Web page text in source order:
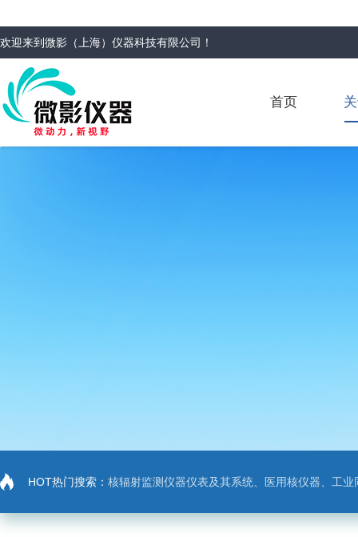
欢迎来到微影（上海）仪器科技有限公司 ！
首页
HOT热门搜索： 核辐射监测仪器仪表及其系统、医用核仪器、工业